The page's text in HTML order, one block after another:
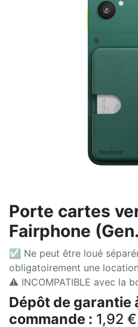
Porte cartes
Fairphone
☑ Ne peut être loué
obligatoirement une
⚠️ INCOMPATIBLE avec la
Dépôt de garantie
commande : 1,92 €